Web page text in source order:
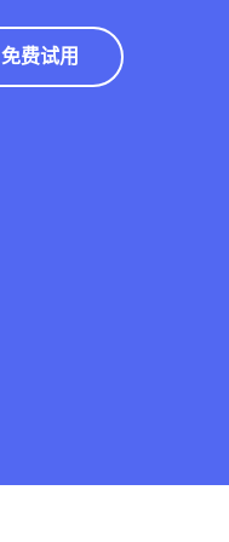
免费试用